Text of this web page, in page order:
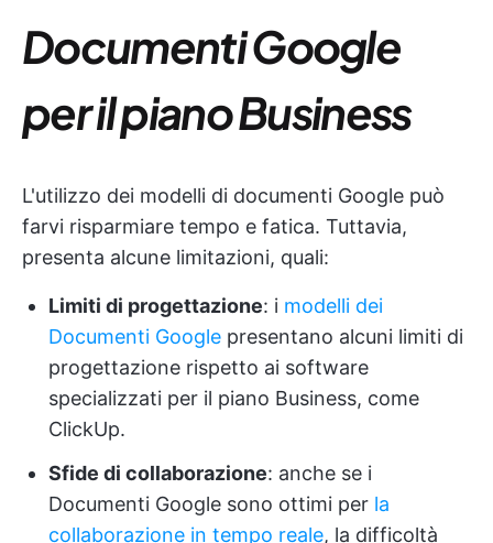
Documenti Google
per il piano Business
L'utilizzo dei modelli di documenti Google può
farvi risparmiare tempo e fatica. Tuttavia,
presenta alcune limitazioni, quali:
Limiti di progettazione: i modelli dei
Documenti Google presentano alcuni limiti di
progettazione rispetto ai software
specializzati per il piano Business, come
ClickUp.
Sfide di collaborazione: anche se i
Documenti Google sono ottimi per la
collaborazione in tempo reale, la difficoltà